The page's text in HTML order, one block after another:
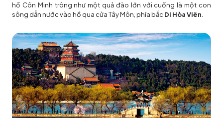
hồ Côn Minh trông như một quả đào lớn với cuống là một con
sông dẫn nước vào hồ qua cửa Tây Môn, phía bắc Di Hòa Viên